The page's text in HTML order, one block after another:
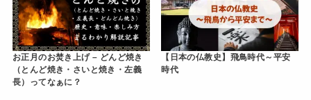
お正月のお焚き上げ – どんど焼き
（とんど焼き・さいと焼き・左義
長）ってなぁに？
【日本の仏教史】飛鳥時代～平安
時代